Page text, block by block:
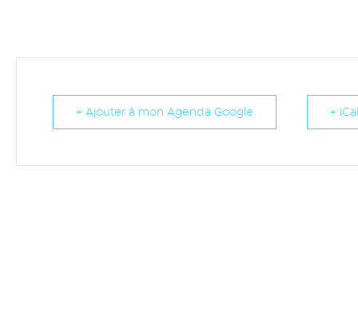
+ Ajouter à mon Agenda Google +